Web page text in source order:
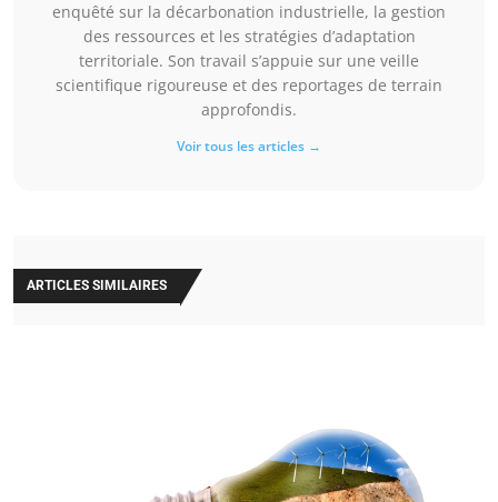
enquêté sur la décarbonation industrielle, la gestion
des ressources et les stratégies d’adaptation
territoriale. Son travail s’appuie sur une veille
scientifique rigoureuse et des reportages de terrain
approfondis.
Voir tous les articles →
ARTICLES SIMILAIRES